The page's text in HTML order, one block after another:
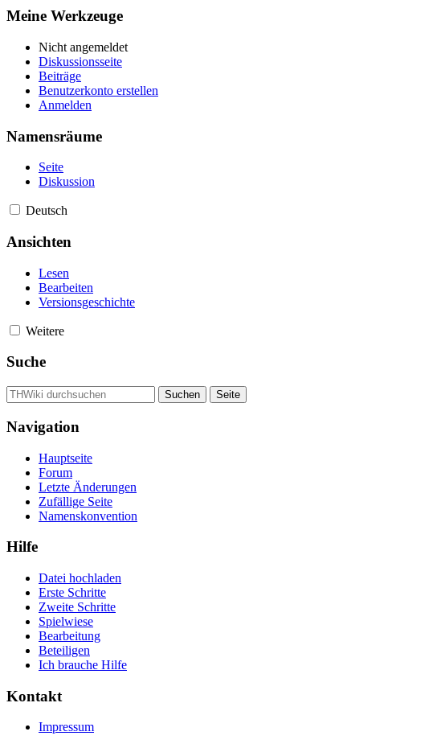
Meine Werkzeuge
Nicht angemeldet
Diskussionsseite
Beiträge
Benutzerkonto erstellen
Anmelden
Namensräume
Seite
Diskussion
Deutsch
Ansichten
Lesen
Bearbeiten
Versionsgeschichte
Weitere
Suche
Navigation
Hauptseite
Forum
Letzte Änderungen
Zufällige Seite
Namenskonvention
Hilfe
Datei hochladen
Erste Schritte
Zweite Schritte
Spielwiese
Bearbeitung
Beteiligen
Ich brauche Hilfe
Kontakt
Impressum